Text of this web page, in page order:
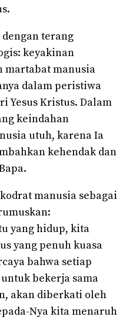
terang
keyakinan
manusia
dalam peristiwa
Yesus Kristus. Dalam
keindahan
utuh, karena Ia
kehendak dan
manusia sebagai
yang hidup, kita
yang penuh kuasa
bahwa setiap
bekerja sama
akan diberkati oleh
Nya kita menaruh